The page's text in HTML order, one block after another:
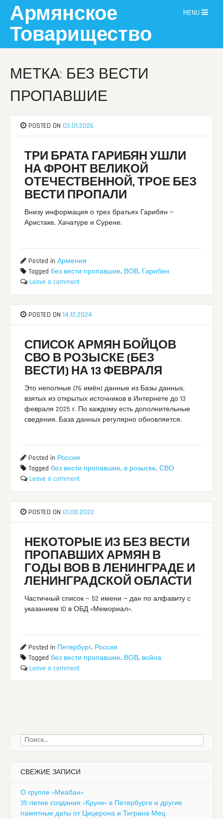
content
Армянское
Товарищество
MENU
МЕТКА: БЕЗ ВЕСТИ
ПРОПАВШИЕ
POSTED ON 02.01.2026
ТРИ БРАТА ГАРИБЯН УШЛИ
НА ФРОНТ ВЕЛИКОЙ
ОТЕЧЕСТВЕННОЙ, ТРОЕ БЕЗ
ВЕСТИ ПРОПАЛИ
Внизу информация о трех братьях Гарибян —
Аристаке, Хачатуре и Сурене.
Posted inАрмения
Taggedбез вести пропавшие, ВОВ, Гарибян
Leave a comment
POSTED ON14.12.2024
СПИСОК АРМЯН БОЙЦОВ
СВО В РОЗЫСКЕ (БЕЗ
ВЕСТИ) НА 13 ФЕВРАЛЯ
Это неполные (76 имён) данные из Базы данных,
взятых из открытых источников в Интернете до 13
февраля 2025 г. По каждому есть дополнительные
сведения. База данных регулярно обновляется.
Posted in Россия
Taggedбез вести пропавшие, в розыске,СВО
Leave a comment
POSTED ON 01.08.2022
НЕКОТОРЫЕ ИЗ БЕЗ ВЕСТИ
ПРОПАВШИХ АРМЯН В
ГОДЫ ВОВ В ЛЕНИНГРАДЕ И
ЛЕНИНГРАДСКОЙ ОБЛАСТИ
Частичный список — 52 имени — дан по алфавиту с
указанием ID в ОБД «Мемориал».
Posted in Петербург, Россия
Taggedбез вести пропавшие, ВОВ, война
Leave a comment
Найти:
СВЕЖИЕ ЗАПИСИ
О группе «Миабан»
35-летие создания «Крунк» в Петербурге и другие
памятные даты от Цицерона и Тиграна Мец